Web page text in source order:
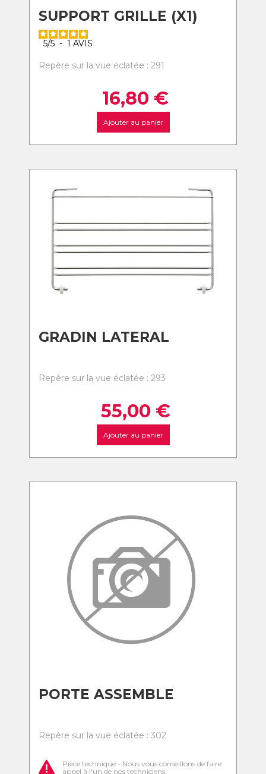
SUPPORT GRILLE (X1)
5/5 - 1 AVIS
Repère sur la vue éclatée : 291
16,80 €
Ajouter au panier
GRADIN LATERAL
Repère sur la vue éclatée : 293
55,00 €
Ajouter au panier
PORTE ASSEMBLE
Repère sur la vue éclatée : 302
Pièce technique - Nous vous conseillons de faire
appel à l'un de nos techniciens